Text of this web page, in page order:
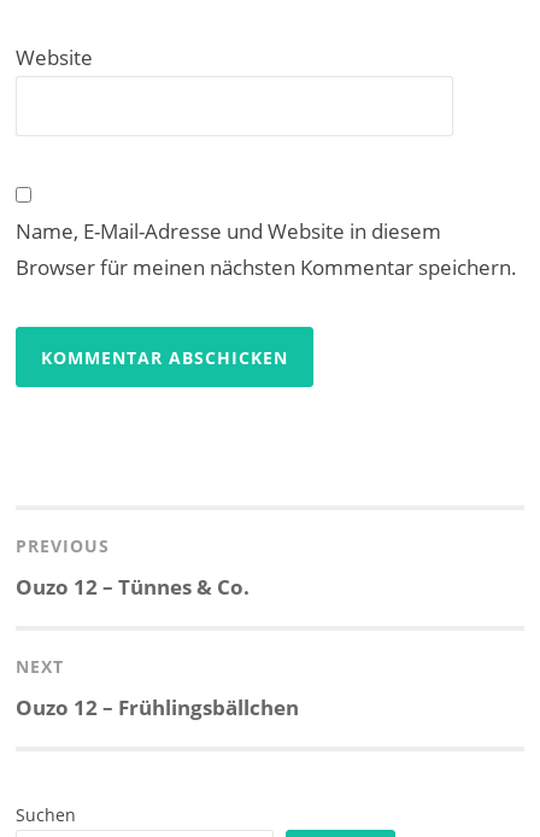
Website
Name, E-Mail-Adresse und Website in diesem
Browser für meinen nächsten Kommentar speichern.
PREVIOUS
Previous
Ouzo 12 – Tünnes & Co.
NEXT
Next
Ouzo 12 – Frühlingsbällchen
Suchen